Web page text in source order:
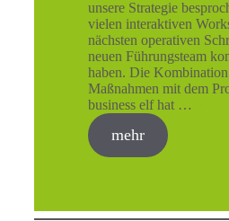
unsere Strategie
vielen interaktiven
nächsten operativen
neuen Führungsteam
haben. Die
Maßnahmen mit dem
business elf hat …
mehr